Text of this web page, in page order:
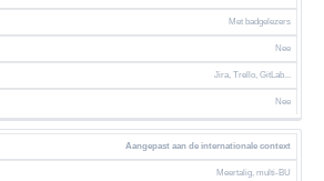
Met badgelezers
Nee
Jira, Trello, GitLab...
Nee
Aangepast aan de internationale context
Meertalig, multi-BU